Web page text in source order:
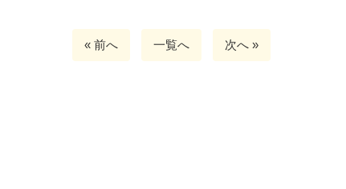
« 前へ 一覧へ 次へ »